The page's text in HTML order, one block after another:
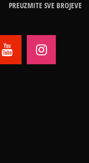
PREUZMITE SVE BROJEVE